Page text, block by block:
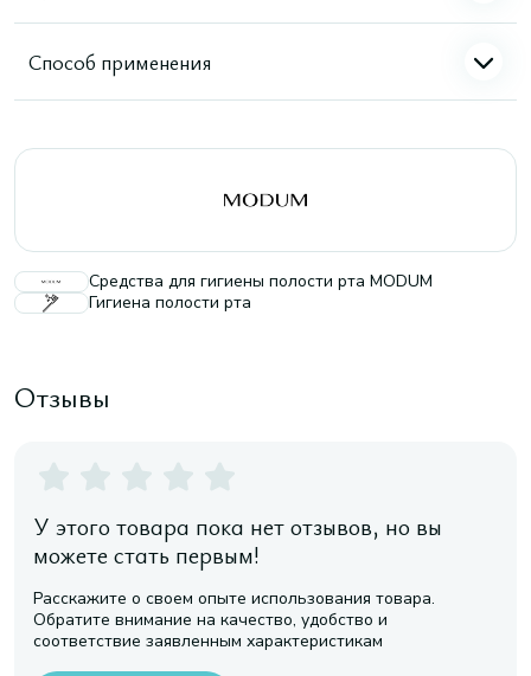
Способ применения
Средства для гигиены полости рта MODUM
Гигиена полости рта
Отзывы
У этого товара пока нет отзывов, но вы
можете стать первым!
Расскажите о своем опыте использования товара.
Обратите внимание на качество, удобство и
соответствие заявленным характеристикам